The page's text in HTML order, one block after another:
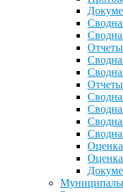
Оценка
Оценка